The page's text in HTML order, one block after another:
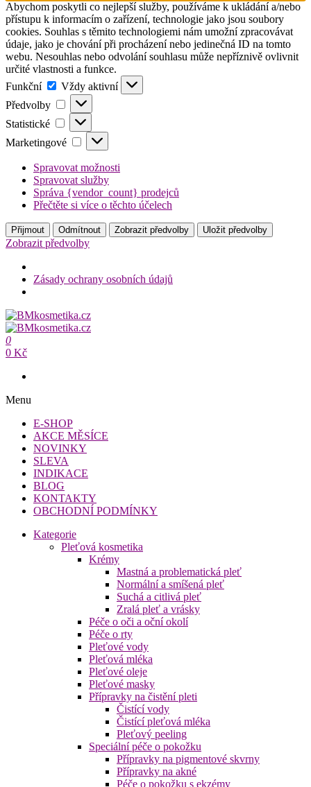
Abychom poskytli co nejlepší služby, používáme k ukládání a/nebo
přístupu k informacím o zařízení, technologie jako jsou soubory
cookies. Souhlas s těmito technologiemi nám umožní zpracovávat
údaje, jako je chování při procházení nebo jedinečná ID na tomto
webu. Nesouhlas nebo odvolání souhlasu může nepříznivě ovlivnit
určité vlastnosti a funkce.
Funkční
Funkční
Vždy aktivní
Předvolby
Předvolby
Statistické Statistické
Marketingové Marketingové
Spravovat možnosti
Spravovat služby
Správa {vendor_count} prodejců
Přečtěte si více o těchto účelech
Přijmout Odmítnout Zobrazit předvolby Uložit předvolby
Zobrazit předvolby
Zásady ochrany osobních údajů
Přeskočit
na
obsah
BMkosmetika.cz
BMkosmetika.cz
0
0 Kč
Menu
E-SHOP
AKCE MĚSÍCE
NOVINKY
SLEVA
INDIKACE
BLOG
KONTAKTY
OBCHODNÍ PODMÍNKY
Kategorie
Pleťová kosmetika
Krémy
Mastná a problematická pleť
Normální a smíšená pleť
Suchá a citlivá pleť
Zralá pleť a vrásky
Péče o oči a oční okolí
Péče o rty
Pleťové vody
Pleťová mléka
Pleťové oleje
Pleťové masky
Přípravky na čistění pleti
Čistící vody
Čistící pleťová mléka
Pleťový peeling
Speciální péče o pokožku
Přípravky na pigmentové skvrny
Přípravky na akné
Péče o pokožku s ekzémy